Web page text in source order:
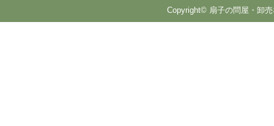
Copyright© 扇子の問屋・卸